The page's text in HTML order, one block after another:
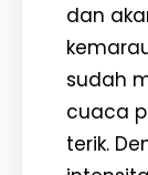
dan
sudah
cuaca
terik.